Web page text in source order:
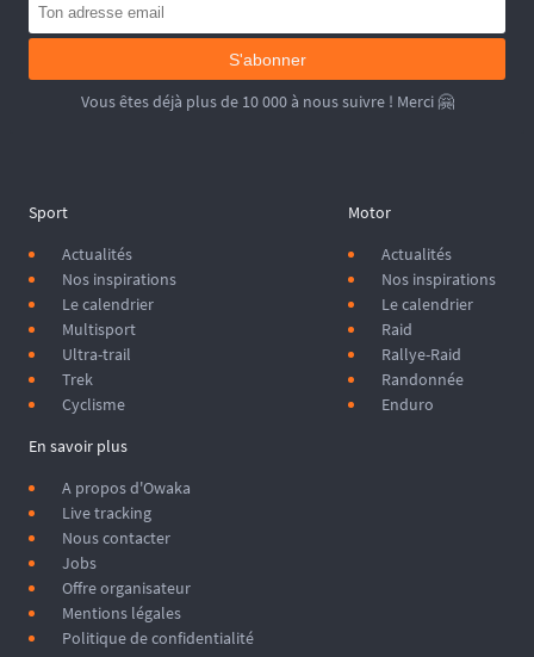
S'abonner
Vous êtes déjà plus de 10 000 à nous suivre ! Merci 🤗
Sport
Actualités
Nos inspirations
Le calendrier
Multisport
Ultra-trail
Trek
Cyclisme
Motor
Actualités
Nos inspirations
Le calendrier
Raid
Rallye-Raid
Randonnée
Enduro
En savoir plus
A propos d'Owaka
Live tracking
Nous contacter
Jobs
Offre organisateur
Mentions légales
Politique de confidentialité